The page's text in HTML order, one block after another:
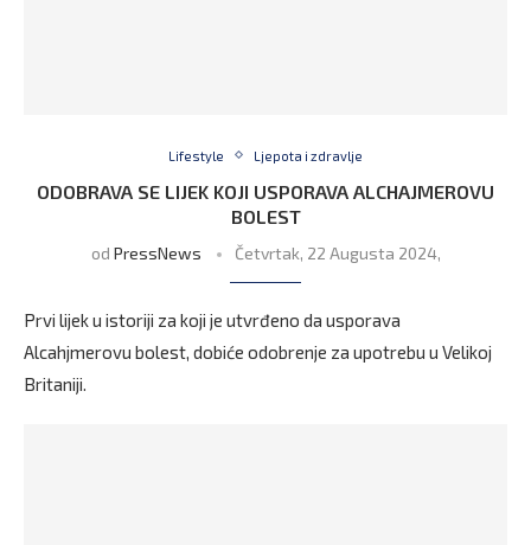
Lifestyle Ljepota i zdravlje
ODOBRAVA SE LIJEK KOJI USPORAVA ALCHAJMEROVU
BOLEST
od PressNews Četvrtak, 22 Augusta 2024,
Prvi lijek u istoriji za koji je utvrđeno da usporava
Alcahjmerovu bolest, dobiće odobrenje za upotrebu u Velikoj
Britaniji.